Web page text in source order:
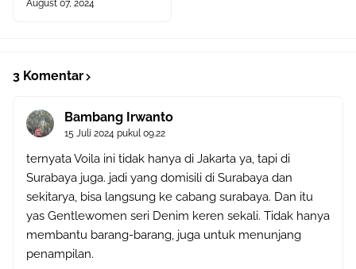
August 07, 2024
3 Komentar
Bambang Irwanto
15 Juli 2024 pukul 09.22
ternyata Voila ini tidak hanya di Jakarta ya, tapi di
Surabaya juga. jadi yang domisili di Surabaya dan
sekitarya, bisa langsung ke cabang surabaya. Dan itu
yas Gentlewomen seri Denim keren sekali. Tidak hanya
membantu barang-barang, juga untuk menunjang
penampilan.